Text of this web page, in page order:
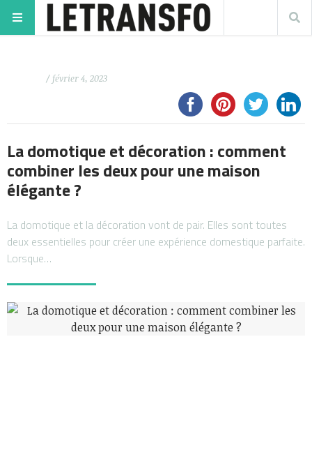
/ février 4, 2023
La domotique et décoration : comment
combiner les deux pour une maison
élégante ?
La domotique et la décoration vont de pair. Elles sont toutes
deux essentielles pour créer une expérience domestique parfaite.
Lorsque…